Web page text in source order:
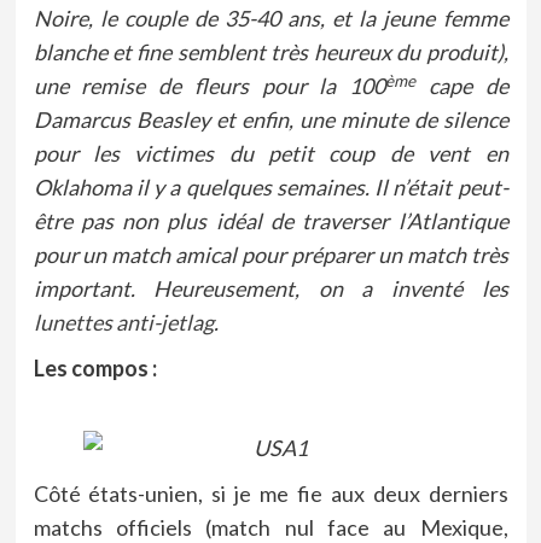
Noire, le couple de 35-40 ans, et la jeune femme
blanche et fine semblent très heureux du produit),
une remise de fleurs pour la 100èmecape de
Damarcus Beasley et enfin, une minute de silence
pour les victimes du petit coup de vent en
Oklahoma il y a quelques semaines. Il n’était peut-
être pas non plus idéal de traverser l’Atlantique
pour un match amical pour préparer un match très
important. Heureusement, on a inventé les
lunettes anti-jetlag.
Les compos :
Côté états-unien, si je me fie aux deux derniers
matchs officiels (match nul face au Mexique,